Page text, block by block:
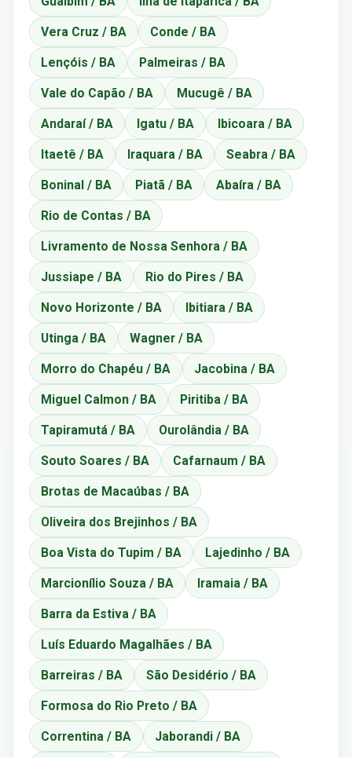
Vera Cruz / BA Conde / BA
Lençóis / BA Palmeiras / BA
Vale do Capão / BA Mucugê / BA
Andaraí / BA Igatu / BA Ibicoara / BA
Itaetê / BA Iraquara / BA Seabra / BA
Boninal / BA Piatã / BA Abaíra / BA
Rio de Contas / BA
Livramento de Nossa Senhora / BA
Jussiape / BA Rio do Pires / BA
Novo Horizonte / BA Ibitiara / BA
Utinga / BA Wagner / BA
Morro do Chapéu / BA Jacobina / BA
Miguel Calmon / BA Piritiba / BA
Tapiramutá / BA Ourolândia / BA
Souto Soares / BA Cafarnaum / BA
Brotas de Macaúbas / BA
Oliveira dos Brejinhos / BA
Boa Vista do Tupim / BA Lajedinho / BA
Marcionílio Souza / BA Iramaia / BA
Barra da Estiva / BA
Luís Eduardo Magalhães / BA
Barreiras / BA São Desidério / BA
Formosa do Rio Preto / BA
Correntina / BA Jaborandi / BA